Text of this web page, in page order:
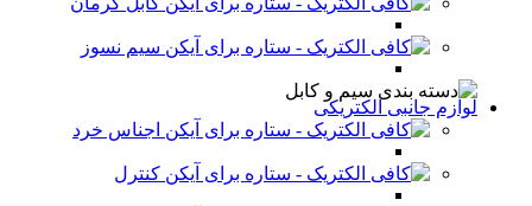
سیم نسوز
لوازم جانبی الکتریکی
اجناس خرد
کنترل